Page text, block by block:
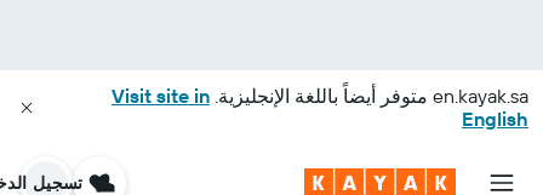
en.kayak.sa متوفر أيضاً باللغة الإنجليزية. Visit site in
English
تسجيل